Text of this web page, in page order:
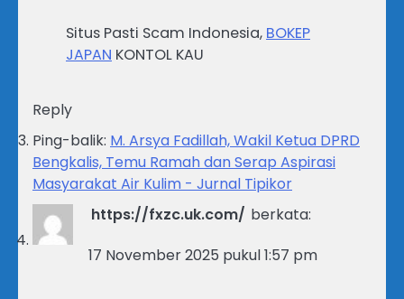
Situs Pasti Scam Indonesia, BOKEP
JAPAN KONTOL KAU
Reply
Ping-balik: M. Arsya Fadillah, Wakil Ketua DPRD
Bengkalis, Temu Ramah dan Serap Aspirasi
Masyarakat Air Kulim - Jurnal Tipikor
https://fxzc.uk.com/ berkata:
17 November 2025 pukul 1:57 pm